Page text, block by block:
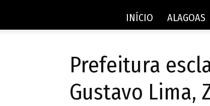
INÍCIO ALAGOAS
Prefeitura
Gustavo Lima,